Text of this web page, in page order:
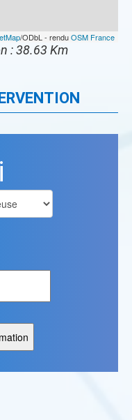
/ODbL - renduOSM France
: 38.63 Km